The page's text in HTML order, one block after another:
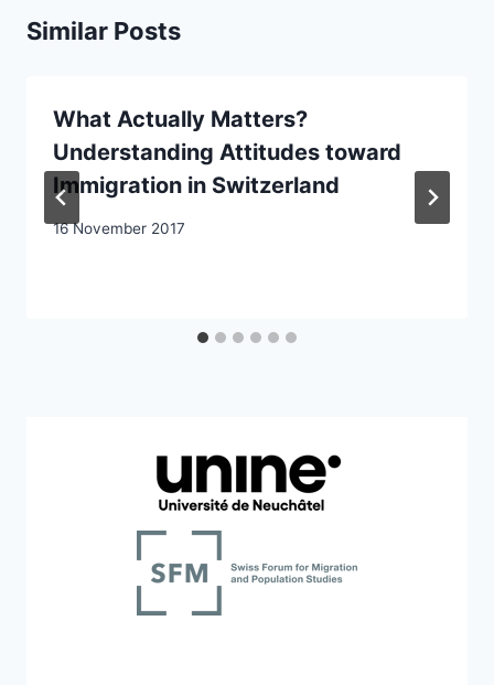
Similar Posts
What Actually Matters?
Understanding Attitudes toward
Immigration in Switzerland
16 November 2017